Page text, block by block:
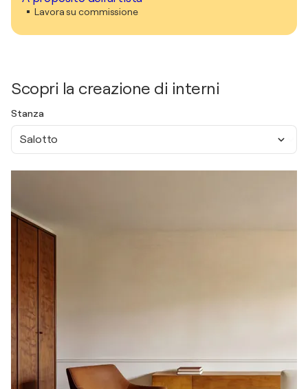
Lavora su commissione
Scopri la creazione di interni
Stanza
Salotto